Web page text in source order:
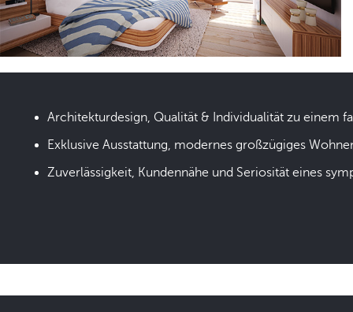
Architekturdesign, Qualität & Individualität zu einem
Exklusive Ausstattung, modernes großzügiges
Zuverlässigkeit, Kundennähe und Seriosität eines